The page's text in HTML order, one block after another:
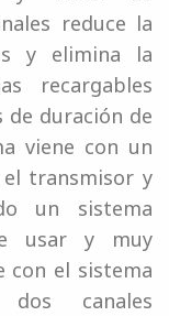
reduce la
y elimina la
recargables
de duración de
viene con un
transmisor y
un sistema
usar y muy
con el sistema
canales